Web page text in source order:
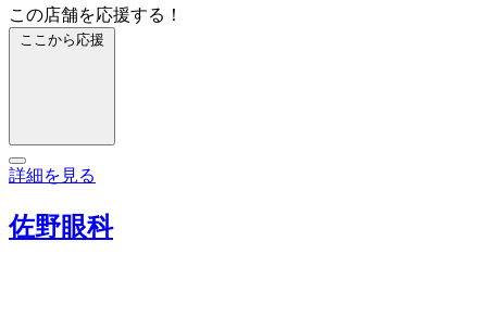
この店舗を応援する！
ここから応援
詳細を見る
佐野眼科